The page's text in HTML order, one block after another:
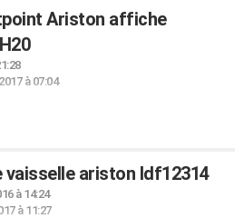
Ariston affiche
à 07:04
vaisselle ariston ldf12314
à 14:24
à 11:27